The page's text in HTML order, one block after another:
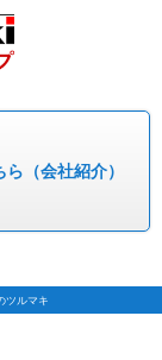
ら （会社紹介）
ツルマキ